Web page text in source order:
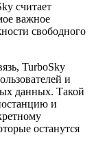
считает
важное
свободного
TurboSky
и
данных. Такой
и
останутся